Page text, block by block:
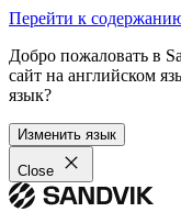
Перейти к
Добро пожаловать в
сайт на английском
язык?
Изменить язык
Close